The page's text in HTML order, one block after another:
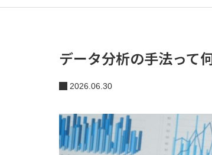
データ分析の手法って
2026.06.30